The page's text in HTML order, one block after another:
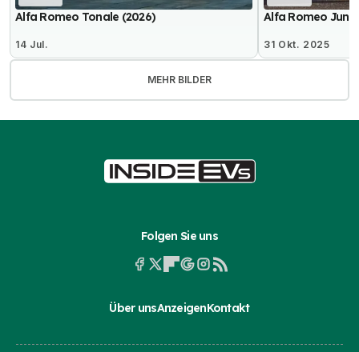
Alfa Romeo Tonale (2026)
14 Jul.
Alfa Romeo
31 Okt. 2025
MEHR BILDER
Folgen Sie uns
Über unsAnzeigenKontakt